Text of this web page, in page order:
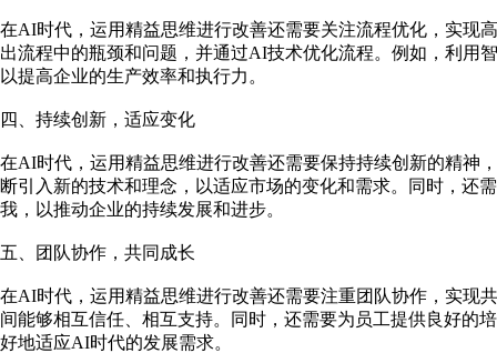
在AI时代，运用精益思维进行改善还需要关注流程优化，实现
出流程中的瓶颈和问题，并通过AI技术优化流程。例如，利用
以提高企业的生产效率和执行力。
四、持续创新，适应变化
在AI时代，运用精益思维进行改善还需要保持持续创新的精神
断引入新的技术和理念，以适应市场的变化和需求。同时，还
我，以推动企业的持续发展和进步。
五、团队协作，共同成长
在AI时代，运用精益思维进行改善还需要注重团队协作，实现
间能够相互信任、相互支持。同时，还需要为员工提供良好的
好地适应AI时代的发展需求。